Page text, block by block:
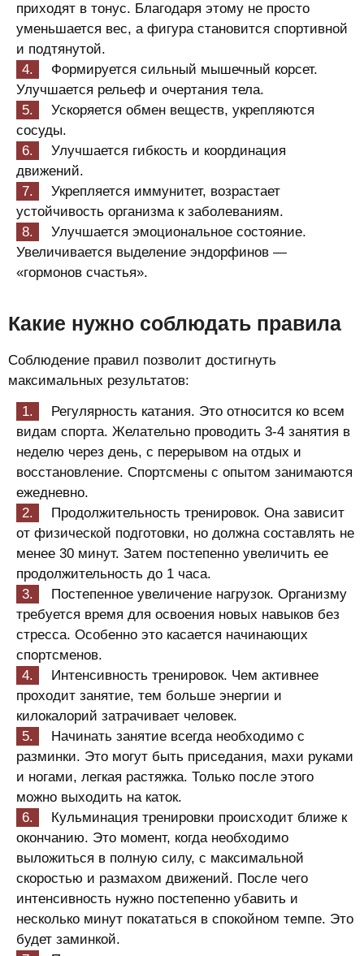
приходят в тонус. Благодаря этому не просто
уменьшается вес, а фигура становится спортивной
и подтянутой.
Формируется сильный мышечный корсет.
Улучшается рельеф и очертания тела.
Ускоряется обмен веществ, укрепляются
сосуды.
Улучшается гибкость и координация
движений.
Укрепляется иммунитет, возрастает
устойчивость организма к заболеваниям.
Улучшается эмоциональное состояние.
Увеличивается выделение эндорфинов —
«гормонов счастья».
Какие нужно соблюдать правила
Соблюдение правил позволит достигнуть
максимальных результатов:
Регулярность катания. Это относится ко всем
видам спорта. Желательно проводить 3-4 занятия в
неделю через день, с перерывом на отдых и
восстановление. Спортсмены с опытом занимаются
ежедневно.
Продолжительность тренировок. Она зависит
от физической подготовки, но должна составлять не
менее 30 минут. Затем постепенно увеличить ее
продолжительность до 1 часа.
Постепенное увеличение нагрузок. Организму
требуется время для освоения новых навыков без
стресса. Особенно это касается начинающих
спортсменов.
Интенсивность тренировок. Чем активнее
проходит занятие, тем больше энергии и
килокалорий затрачивает человек.
Начинать занятие всегда необходимо с
разминки. Это могут быть приседания, махи руками
и ногами, легкая растяжка. Только после этого
можно выходить на каток.
Кульминация тренировки происходит ближе к
окончанию. Это момент, когда необходимо
выложиться в полную силу, с максимальной
скоростью и размахом движений. После чего
интенсивность нужно постепенно убавить и
несколько минут покататься в спокойном темпе. Это
будет заминкой.